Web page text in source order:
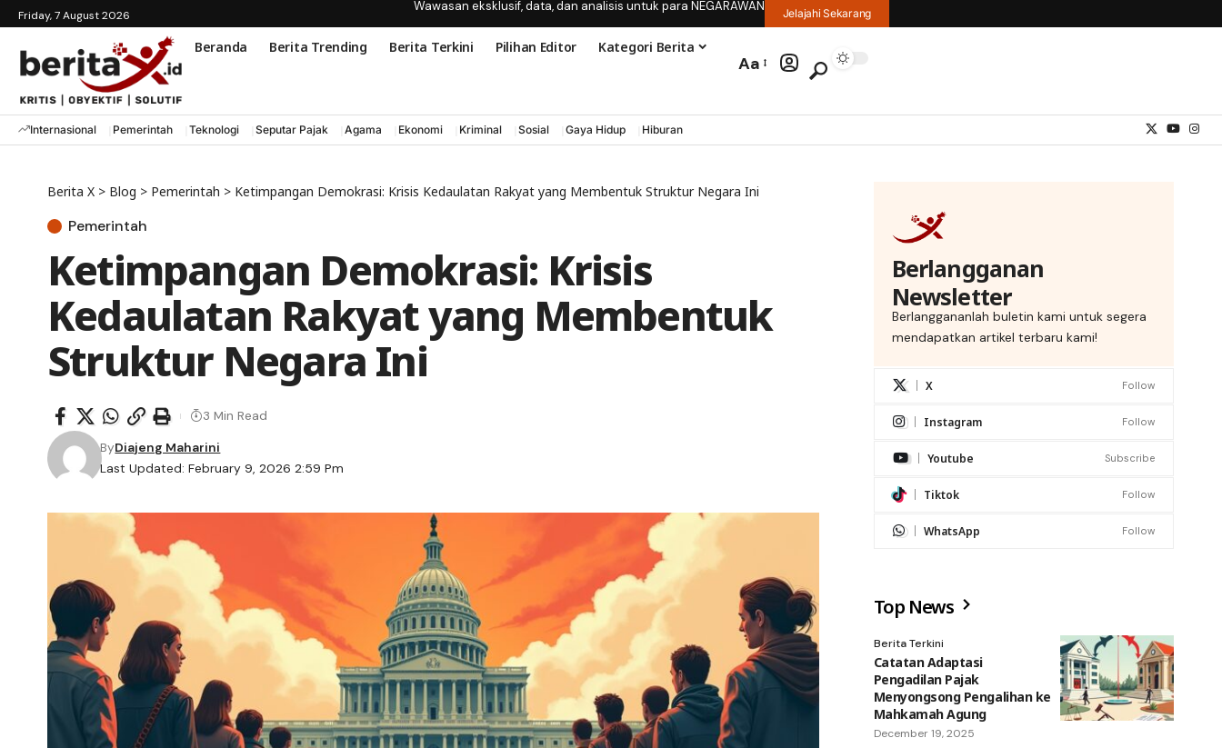
Friday, 7 August 2026
Wawasan eksklusif, data, dan analisis untuk para NEGARAWAN Jelajahi Sekarang
Beranda Berita Trending Berita Terkini Pilihan Editor Kategori Berita
Aa
Internasional Pemerintah Teknologi Seputar Pajak Agama Ekonomi Kriminal Sosial Gaya Hidup Hiburan
Berita X > Blog > Pemerintah > Ketimpangan Demokrasi: Krisis Kedaulatan Rakyat yang Membentuk Struktur Negara Ini
Pemerintah
Ketimpangan Demokrasi: Krisis
Kedaulatan Rakyat yang Membentuk
Struktur Negara Ini
Last Updated: February 9, 2026 2:59 Pm
ByDiajeng Maharini
3 Min Read
Berlangganan
Newsletter
Berlanggananlah buletin kami untuk segera
mendapatkan artikel terbaru kami!
X Follow
Instagram Follow
Youtube Subscribe
Tiktok Follow
WhatsApp Follow
Top News
Berita Terkini
Catatan Adaptasi
Pengadilan Pajak
Menyongsong Pengalihan ke
Mahkamah Agung
December 19, 2025